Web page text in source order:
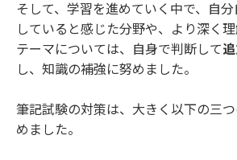
そして、学習を進めていく中で、自
していると感じた分野や、より深く
テーマについては、自身で判断して
し、知識の補強に努めました。
筆記試験の対策は、大きく以下の三
めました。